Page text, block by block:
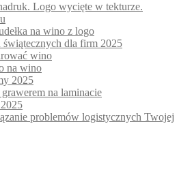
Logo wycięte w tekturze.
na wino z logo
dla firm 2025
wino
na wino
2025
na laminacie
problemów logistycznych Twojej